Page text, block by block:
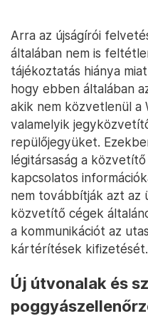
Arra az újságírói
általában nem is
tájékoztatás hiánya
hogy ebben általában
akik nem közvetlenül a
valamelyik
repülőjegyüket.
légitársaság a
kapcsolatos
nem továbbítják azt az
közvetítő cégek
a kommunikációt az
kártérítések kifizetését.
Új útvonalak és